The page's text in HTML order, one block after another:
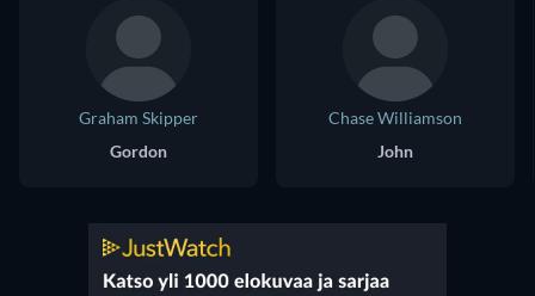
Graham Skipper
Gordon
Chase Williamson
John